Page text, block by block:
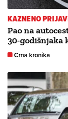
KAZNENO
Pao na
30-godišnjaka
Crna kronika